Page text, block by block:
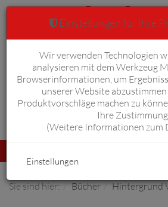
Anmelden
umschalten
Sie sind hier: Bücher Hintergrund
Einstellungen für Ihre
Wir verwenden Technologien
analysieren mit dem Werkzeug
Browserinformationen, um
unserer Website
Produktvorschläge machen zu
Ihre
(Weitere Informationen zum
Einstellungen